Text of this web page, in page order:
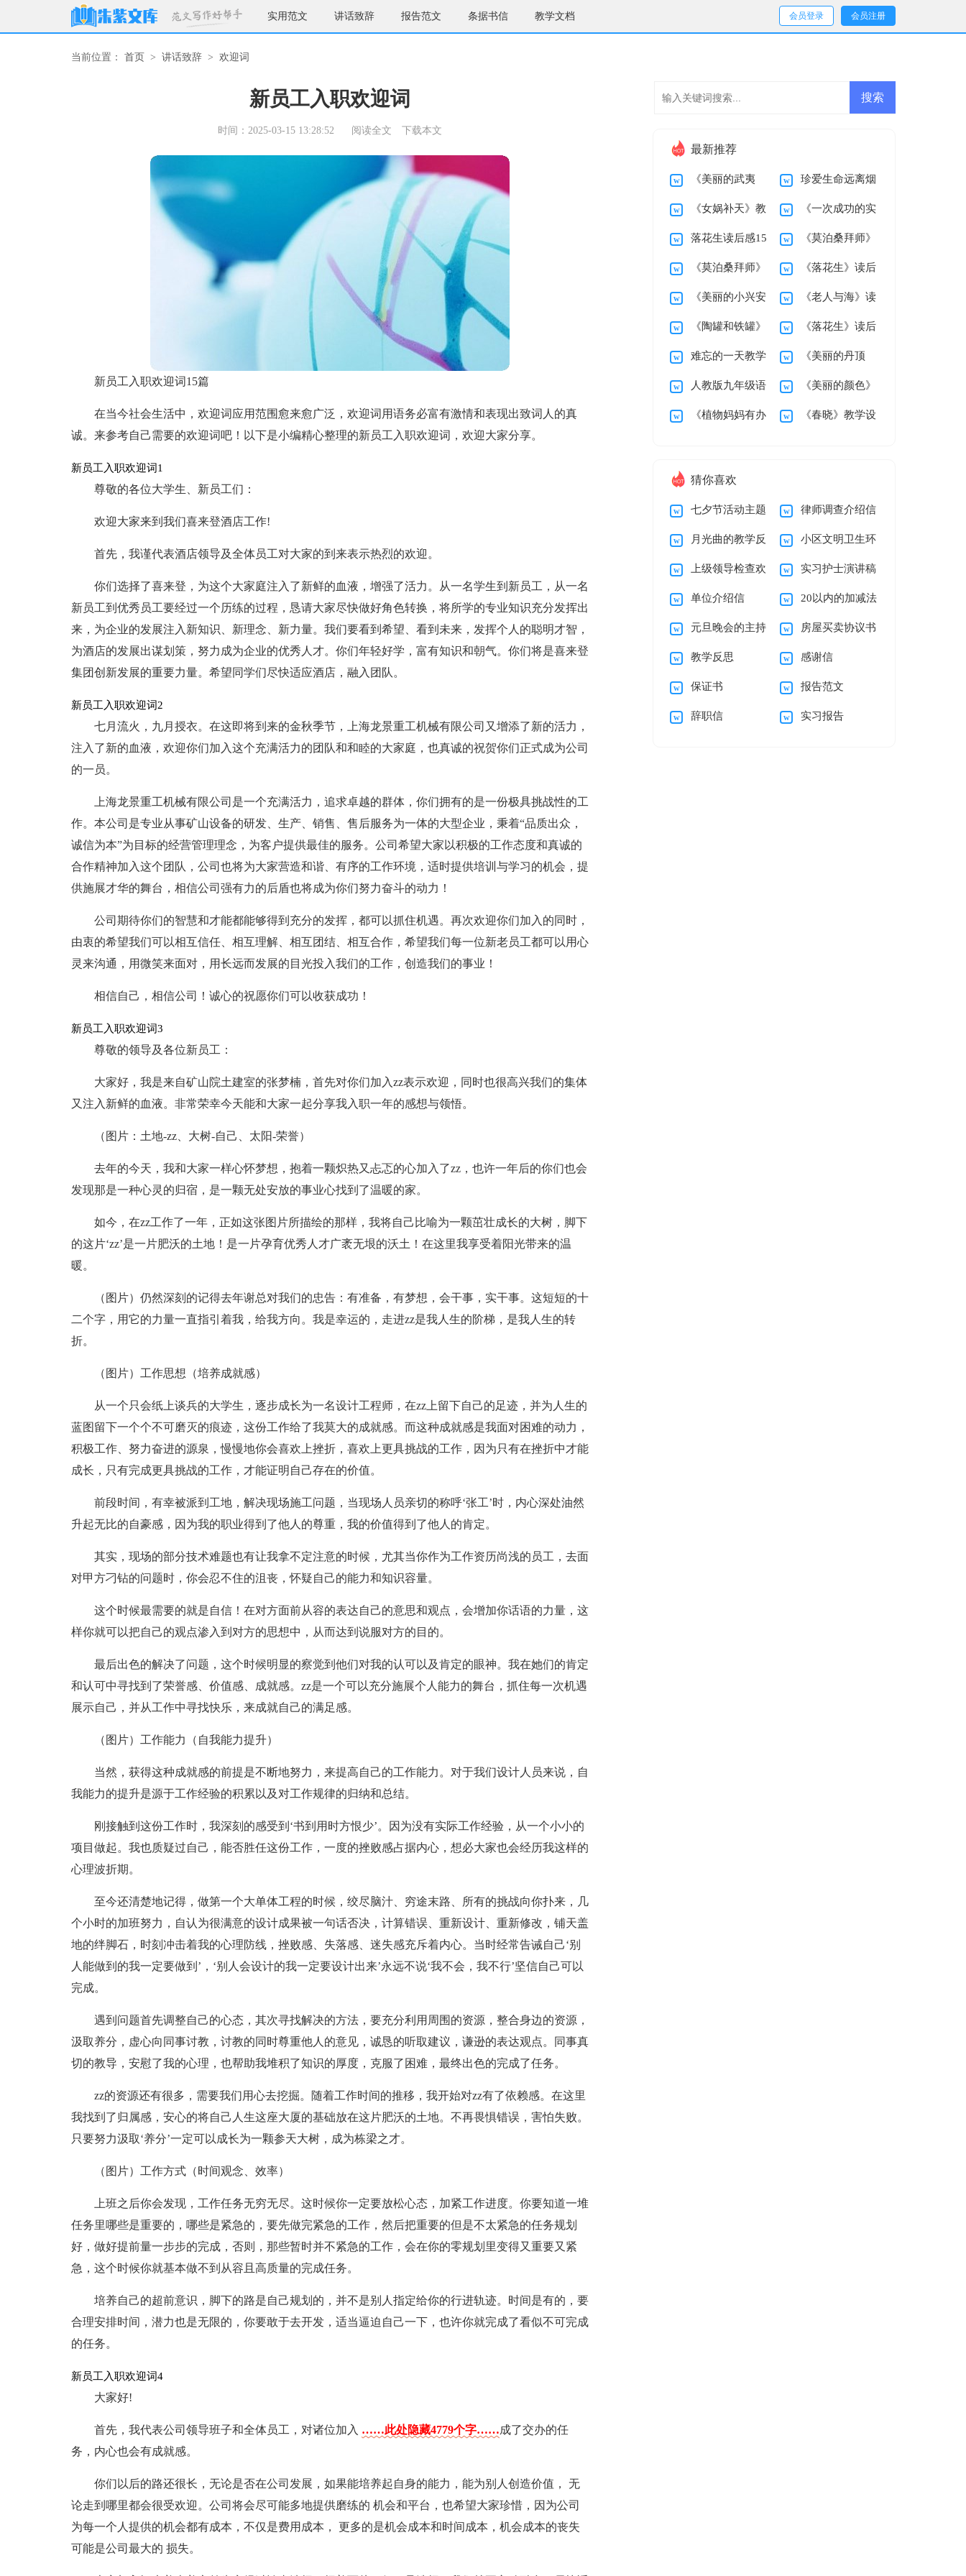
实用范文 讲话致辞 报告范文 条据书信 教学文档 会员登录 会员注册
当前位置： 首页 > 讲话致辞 > 欢迎词
新员工入职欢迎词
时间：2025-03-15 13:28:52 阅读全文 下载本文
新员工入职欢迎词15篇
在当今社会生活中，欢迎词应用范围愈来愈广泛，欢迎词用语务必富有激情和表现出致词人的真
诚。来参考自己需要的欢迎词吧！以下是小编精心整理的新员工入职欢迎词，欢迎大家分享。
新员工入职欢迎词1
尊敬的各位大学生、新员工们：
欢迎大家来到我们喜来登酒店工作!
首先，我谨代表酒店领导及全体员工对大家的到来表示热烈的欢迎。
你们选择了喜来登，为这个大家庭注入了新鲜的血液，增强了活力。从一名学生到新员工，从一名
新员工到优秀员工要经过一个历练的过程，恳请大家尽快做好角色转换，将所学的专业知识充分发挥出
来，为企业的发展注入新知识、新理念、新力量。我们要看到希望、看到未来，发挥个人的聪明才智，
为酒店的发展出谋划策，努力成为企业的优秀人才。你们年轻好学，富有知识和朝气。你们将是喜来登
集团创新发展的重要力量。希望同学们尽快适应酒店，融入团队。
新员工入职欢迎词2
七月流火，九月授衣。在这即将到来的金秋季节，上海龙景重工机械有限公司又增添了新的活力，
注入了新的血液，欢迎你们加入这个充满活力的团队和和睦的大家庭，也真诚的祝贺你们正式成为公司
的一员。
上海龙景重工机械有限公司是一个充满活力，追求卓越的群体，你们拥有的是一份极具挑战性的工
作。本公司是专业从事矿山设备的研发、生产、销售、售后服务为一体的大型企业，秉着“品质出众，
诚信为本”为目标的经营管理理念，为客户提供最佳的服务。公司希望大家以积极的工作态度和真诚的
合作精神加入这个团队，公司也将为大家营造和谐、有序的工作环境，适时提供培训与学习的机会，提
供施展才华的舞台，相信公司强有力的后盾也将成为你们努力奋斗的动力！
公司期待你们的智慧和才能都能够得到充分的发挥，都可以抓住机遇。再次欢迎你们加入的同时，
由衷的希望我们可以相互信任、相互理解、相互团结、相互合作，希望我们每一位新老员工都可以用心
灵来沟通，用微笑来面对，用长远而发展的目光投入我们的工作，创造我们的事业！
相信自己，相信公司！诚心的祝愿你们可以收获成功！
新员工入职欢迎词3
尊敬的领导及各位新员工：
大家好，我是来自矿山院土建室的张梦楠，首先对你们加入zz表示欢迎，同时也很高兴我们的集体
又注入新鲜的血液。非常荣幸今天能和大家一起分享我入职一年的感想与领悟。
（图片：土地-zz、大树-自己、太阳-荣誉）
去年的今天，我和大家一样心怀梦想，抱着一颗炽热又忐忑的心加入了zz，也许一年后的你们也会
发现那是一种心灵的归宿，是一颗无处安放的事业心找到了温暖的家。
如今，在zz工作了一年，正如这张图片所描绘的那样，我将自己比喻为一颗茁壮成长的大树，脚下
的这片‘zz’是一片肥沃的土地！是一片孕育优秀人才广袤无垠的沃土！在这里我享受着阳光带来的温
暖。
（图片）仍然深刻的记得去年谢总对我们的忠告：有准备，有梦想，会干事，实干事。这短短的十
二个字，用它的力量一直指引着我，给我方向。我是幸运的，走进zz是我人生的阶梯，是我人生的转
折。
（图片）工作思想（培养成就感）
从一个只会纸上谈兵的大学生，逐步成长为一名设计工程师，在zz上留下自己的足迹，并为人生的
蓝图留下一个个不可磨灭的痕迹，这份工作给了我莫大的成就感。而这种成就感是我面对困难的动力，
积极工作、努力奋进的源泉，慢慢地你会喜欢上挫折，喜欢上更具挑战的工作，因为只有在挫折中才能
成长，只有完成更具挑战的工作，才能证明自己存在的价值。
前段时间，有幸被派到工地，解决现场施工问题，当现场人员亲切的称呼‘张工’时，内心深处油然
升起无比的自豪感，因为我的职业得到了他人的尊重，我的价值得到了他人的肯定。
其实，现场的部分技术难题也有让我拿不定注意的时候，尤其当你作为工作资历尚浅的员工，去面
对甲方刁钻的问题时，你会忍不住的沮丧，怀疑自己的能力和知识容量。
这个时候最需要的就是自信！在对方面前从容的表达自己的意思和观点，会增加你话语的力量，这
样你就可以把自己的观点渗入到对方的思想中，从而达到说服对方的目的。
最后出色的解决了问题，这个时候明显的察觉到他们对我的认可以及肯定的眼神。我在她们的肯定
和认可中寻找到了荣誉感、价值感、成就感。zz是一个可以充分施展个人能力的舞台，抓住每一次机遇
展示自己，并从工作中寻找快乐，来成就自己的满足感。
（图片）工作能力（自我能力提升）
当然，获得这种成就感的前提是不断地努力，来提高自己的工作能力。对于我们设计人员来说，自
我能力的提升是源于工作经验的积累以及对工作规律的归纳和总结。
刚接触到这份工作时，我深刻的感受到‘书到用时方恨少’。因为没有实际工作经验，从一个小小的
项目做起。我也质疑过自己，能否胜任这份工作，一度的挫败感占据内心，想必大家也会经历我这样的
心理波折期。
至今还清楚地记得，做第一个大单体工程的时候，绞尽脑汁、穷途末路、所有的挑战向你扑来，几
个小时的加班努力，自认为很满意的设计成果被一句话否决，计算错误、重新设计、重新修改，铺天盖
地的绊脚石，时刻冲击着我的心理防线，挫败感、失落感、迷失感充斥着内心。当时经常告诫自己‘别
人能做到的我一定要做到’，‘别人会设计的我一定要设计出来’永远不说‘我不会，我不行’坚信自己可以
完成。
遇到问题首先调整自己的心态，其次寻找解决的方法，要充分利用周围的资源，整合身边的资源，
汲取养分，虚心向同事讨教，讨教的同时尊重他人的意见，诚恳的听取建议，谦逊的表达观点。同事真
切的教导，安慰了我的心理，也帮助我堆积了知识的厚度，克服了困难，最终出色的完成了任务。
zz的资源还有很多，需要我们用心去挖掘。随着工作时间的推移，我开始对zz有了依赖感。在这里
我找到了归属感，安心的将自己人生这座大厦的基础放在这片肥沃的土地。不再畏惧错误，害怕失败。
只要努力汲取‘养分’一定可以成长为一颗参天大树，成为栋梁之才。
（图片）工作方式（时间观念、效率）
上班之后你会发现，工作任务无穷无尽。这时候你一定要放松心态，加紧工作进度。你要知道一堆
任务里哪些是重要的，哪些是紧急的，要先做完紧急的工作，然后把重要的但是不太紧急的任务规划
好，做好提前量一步步的完成，否则，那些暂时并不紧急的工作，会在你的零规划里变得又重要又紧
急，这个时候你就基本做不到从容且高质量的完成任务。
培养自己的超前意识，脚下的路是自己规划的，并不是别人指定给你的行进轨迹。时间是有的，要
合理安排时间，潜力也是无限的，你要敢于去开发，适当逼迫自己一下，也许你就完成了看似不可完成
的任务。
新员工入职欢迎词4
大家好!
首先，我代表公司领导班子和全体员工，对诸位加入 ……此处隐藏4779个字……成了交办的任
务，内心也会有成就感。
你们以后的路还很长，无论是否在公司发展，如果能培养起自身的能力，能为别人创造价值， 无
论走到哪里都会很受欢迎。公司将会尽可能多地提供磨练的 机会和平台，也希望大家珍惜，因为公司
为每一个人提供的机会都有成本，不仅是费用成本， 更多的是机会成本和时间成本，机会成本的丧失
可能是公司最大的 损失。
最新推荐
《美丽的武夷
山》教学设计
珍爱生命远离烟
草演讲稿
《女娲补天》教
学设计
《一次成功的实
验》教学设计
落花生读后感15
篇
《莫泊桑拜师》
教学反思
《莫泊桑拜师》
教学设计
《落花生》读后
感15篇
《美丽的小兴安
岭》第二课时教学设
计
《老人与海》读
后感200字
《陶罐和铁罐》
教学设计15篇
《落花生》读后
感
难忘的一天教学
设计
《美丽的丹顶
鹤》教学设计
人教版九年级语
文上册《雨说》教学
《美丽的颜色》
教学设计
《植物妈妈有办 《春晓》教学设
猜你喜欢
七夕节活动主题
策划方案13篇
律师调查介绍信
月光曲的教学反
思15篇
小区文明卫生环
境建议书
上级领导检查欢
迎词通用15篇
实习护士演讲稿
12篇
单位介绍信
【荐】
20以内的加减法
的教学反思
元旦晚会的主持
稿
房屋买卖协议书
教学反思 感谢信
保证书 报告范文
辞职信 实习报告